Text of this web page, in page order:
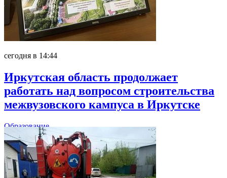
сегодня в 14:44
Иркутская область продолжает
работать над вопросом строительства
межвузовского кампуса в Иркутске
Образование